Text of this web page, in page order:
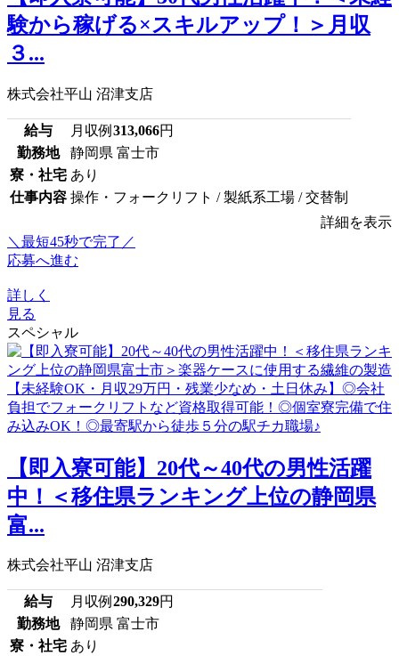
験から稼げる×スキルアップ！＞月収
３...
株式会社平山 沼津支店
給与 月収例 313,066円
勤務地
静岡県 富士市
寮・社宅 あり
仕事内容 操作・フォークリフト / 製紙系工場 / 交替制
詳細を表示
＼最短45秒で完了／
応募へ進む
詳しく
見る
スペシャル
【即入寮可能】20代～40代の男性活躍
中！＜移住県ランキング上位の静岡県
富...
株式会社平山 沼津支店
給与 月収例 290,329円
勤務地
静岡県 富士市
寮・社宅 あり